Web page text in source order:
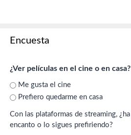
Encuesta
¿Ver películas en el cine o en casa?
Me gusta el cine
Prefiero quedarme en casa
Con las plataformas de streaming, ¿ha perdido el cine su
encanto o lo sigues prefiriendo?